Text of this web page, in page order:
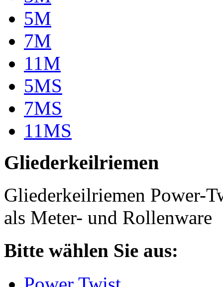
5M
7M
11M
5MS
7MS
11MS
Gliederkeilriemen
Gliederkeilriemen Power-
als Meter- und Rollenware
Bitte wählen Sie aus: